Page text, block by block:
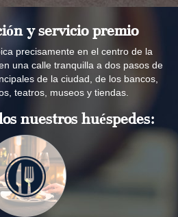
y servicio premio
precisamente en el centro de la
una calle tranquilla a dos pasos de
de la ciudad, de los bancos,
teatros, museos y tiendas.
nuestros huéspedes: